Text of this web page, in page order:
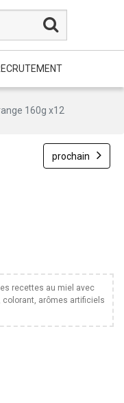
160g x12
prochain
recettes au miel avec
arômes artificiels